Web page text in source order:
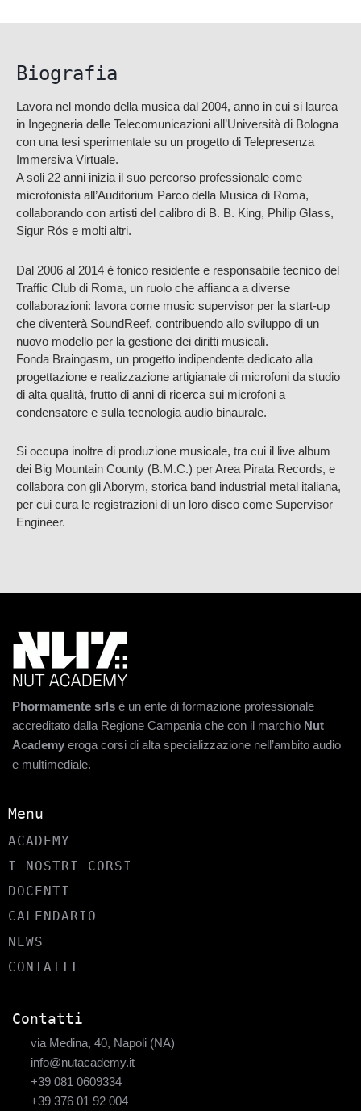
Biografia
Lavora nel mondo della musica dal 2004, anno in cui si laurea
in Ingegneria delle Telecomunicazioni all’Università di Bologna
con una tesi sperimentale su un progetto di Telepresenza
Immersiva Virtuale.
A soli 22 anni inizia il suo percorso professionale come
microfonista all’Auditorium Parco della Musica di Roma,
collaborando con artisti del calibro di B. B. King, Philip Glass,
Sigur Rós e molti altri.
Dal 2006 al 2014 è fonico residente e responsabile tecnico del
Traffic Club di Roma, un ruolo che affianca a diverse
collaborazioni: lavora come music supervisor per la start-up
che diventerà SoundReef, contribuendo allo sviluppo di un
nuovo modello per la gestione dei diritti musicali.
Fonda Braingasm, un progetto indipendente dedicato alla
progettazione e realizzazione artigianale di microfoni da studio
di alta qualità, frutto di anni di ricerca sui microfoni a
condensatore e sulla tecnologia audio binaurale.
Si occupa inoltre di produzione musicale, tra cui il live album
dei Big Mountain County (B.M.C.) per Area Pirata Records, e
collabora con gli Aborym, storica band industrial metal italiana,
per cui cura le registrazioni di un loro disco come Supervisor
Engineer.
Phormamente srls è un ente di formazione professionale
accreditato dalla Regione Campania che con il marchio Nut
Academy eroga corsi di alta specializzazione nell’ambito audio
e multimediale.
Menu
ACADEMY
I NOSTRI CORSI
DOCENTI
CALENDARIO
NEWS
CONTATTI
Contatti
via Medina, 40, Napoli (NA)
info@nutacademy.it
+39 081 0609334
+39 376 01 92 004